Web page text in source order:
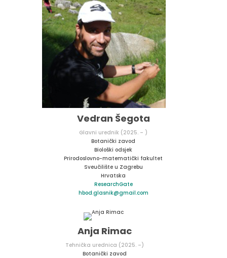
Vedran Šegota
Glavni urednik (2025. – )
Botanički zavod
Biološki odsjek
Prirodoslovno-matematički fakultet
Sveučilište u Zagrebu
Hrvatska
ResearchGate
hbod.glasnik@gmail.com
Anja Rimac
Tehnička urednica (2025. –)
Botanički zavod